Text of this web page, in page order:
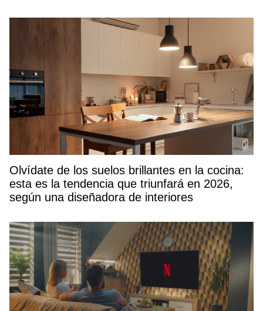
Olvídate de los suelos brillantes en la cocina:
esta es la tendencia que triunfará en 2026,
según una diseñadora de interiores